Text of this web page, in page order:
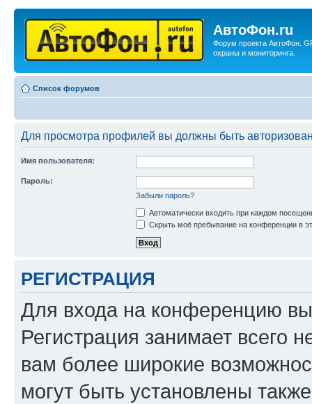
АвтоФон.ru
Форум проекта АвтоФон.
охраны и мониторинга.
Список форумов
Для просмотра профилей вы должны быть
Имя пользователя:
Пароль:
Забыли пароль?
Автоматически входить при каждом
Скрыть моё пребывание на конференции в
РЕГИСТРАЦИЯ
Для входа на конференцию
Регистрация занимает всего
вам более широкие
могут быть установлены